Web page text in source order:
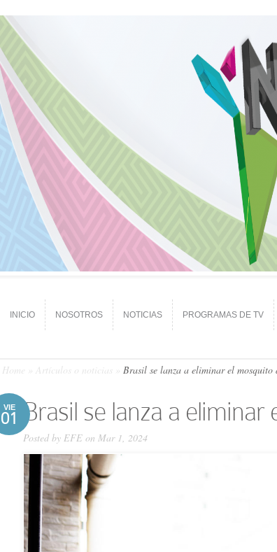
INICIO NOSOTROS NOTICIAS PROGRAMAS DE TV
Home Artículos o noticias Brasil se lanza a eliminar el mosquito
VIE
01 Brasil se lanza a
Posted by EFE on Mar 1, 2024